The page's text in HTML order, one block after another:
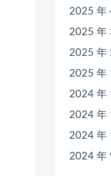
2025 年
2025 年
2025 年
2025 年
2024 年
2024 年
2024 年
2024 年